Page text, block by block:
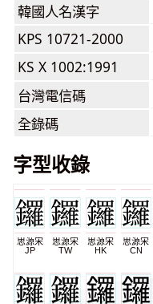
韓國人名漢字
KPS 10721-2000
KS X 1002:1991
台灣電信碼
全錄碼
字型收錄
思源宋
JP
思源宋
TW
思源宋
HK
思源宋
CN